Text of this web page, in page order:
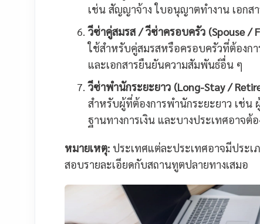
เช่น สัญญาจ้าง ใบอนุญาตทำงาน เอกส
วีซ่าคู่สมรส / วีซ่าครอบครัว (Spouse /
ใช้สำหรับคู่สมรสหรือครอบครัวที่ต้องก
และเอกสารยืนยันความสัมพันธ์อื่น ๆ
วีซ่าพำนักระยะยาว (Long-Stay /
สำหรับผู้ที่ต้องการพำนักระยะยาว เช่
ฐานทางการเงิน และบางประเทศอาจ
หมายเหตุ: ประเทศแต่ละประเทศอาจมีประ
สอบรายละเอียดกับสถานทูตปลายทางเสมอ